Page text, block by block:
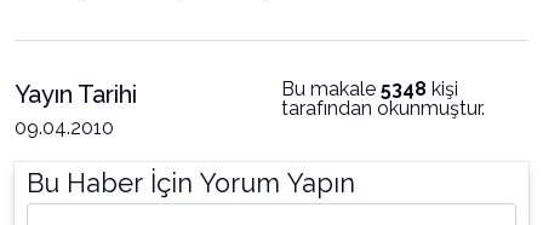
Yayın Tarihi
09.04.2010
Bu makale 5348 kişi
tarafından okunmuştur.
Bu Haber İçin Yorum Yapın